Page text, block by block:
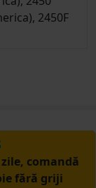
2450F
comandă
fără griji